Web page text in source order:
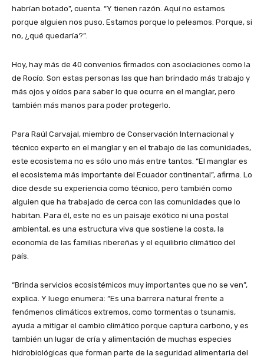
habrían botado”, cuenta. “Y tienen razón. Aquí no estamos
porque alguien nos puso. Estamos porque lo peleamos. Porque, si
no, ¿qué quedaría?”.
Hoy, hay más de 40 convenios firmados con asociaciones como la
de Rocío. Son estas personas las que han brindado más trabajo y
más ojos y oídos para saber lo que ocurre en el manglar, pero
también más manos para poder protegerlo.
Para Raúl Carvajal, miembro de Conservación Internacional y
técnico experto en el manglar y en el trabajo de las comunidades,
este ecosistema no es sólo uno más entre tantos. “El manglar es
el ecosistema más importante del Ecuador continental”, afirma. Lo
dice desde su experiencia como técnico, pero también como
alguien que ha trabajado de cerca con las comunidades que lo
habitan. Para él, este no es un paisaje exótico ni una postal
ambiental, es una estructura viva que sostiene la costa, la
economía de las familias ribereñas y el equilibrio climático del
país.
“Brinda servicios ecosistémicos muy importantes que no se ven”,
explica. Y luego enumera: “Es una barrera natural frente a
fenómenos climáticos extremos, como tormentas o tsunamis,
ayuda a mitigar el cambio climático porque captura carbono, y es
también un lugar de cría y alimentación de muchas especies
hidrobiológicas que forman parte de la seguridad alimentaria del